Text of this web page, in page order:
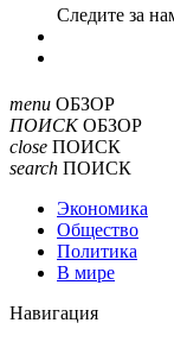
Cледите за
menu ОБЗОР
ПОИСК ОБЗОР
close ПОИСК
search ПОИСК
Экономика
Общество
Политика
В мире
Навигация